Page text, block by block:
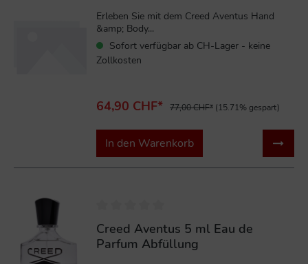
Erleben Sie mit dem Creed Aventus Hand
&amp; Body...
Sofort verfügbar ab CH-Lager - keine
Zollkosten
64,90 CHF* 77,00 CHF* (15.71% gespart)
In den Warenkorb
Creed Aventus 5 ml Eau de
Parfum Abfüllung